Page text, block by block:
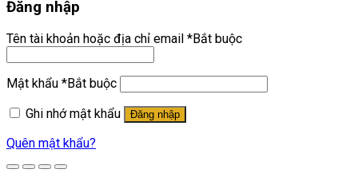
Đăng nhập
Tên tài khoản hoặc địa chỉ email *Bắt buộc
Mật khẩu *Bắt buộc
Ghi nhớ mật khẩu
Đăng nhập
Quên mật khẩu?